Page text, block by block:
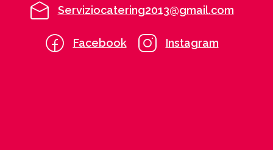
Serviziocatering2013@gmail.com
Facebook Instagram